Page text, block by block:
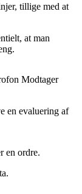
tillige med at
at man
Modtager
en evaluering af
en ordre.